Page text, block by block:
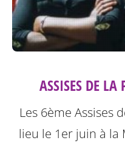
ASSISES DE
Les 6ème
lieu le 1er juin à la